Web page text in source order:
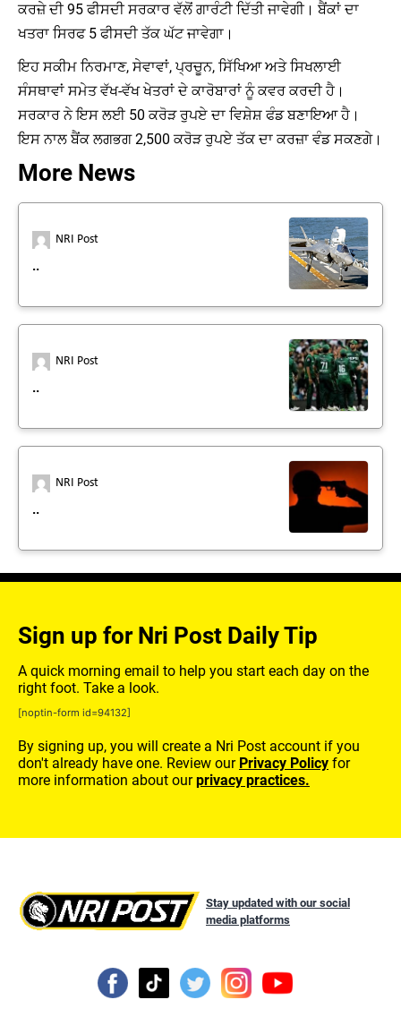
ਕਰਜ਼ੇ ਦੀ 95 ਫੀਸਦੀ ਸਰਕਾਰ ਵੱਲੋਂ ਗਾਰੰਟੀ ਦਿੱਤੀ ਜਾਵੇਗੀ। ਬੈਂਕਾਂ ਦਾ
ਖਤਰਾ ਸਿਰਫ 5 ਫੀਸਦੀ ਤੱਕ ਘੱਟ ਜਾਵੇਗਾ।
ਇਹ ਸਕੀਮ ਨਿਰਮਾਣ, ਸੇਵਾਵਾਂ, ਪ੍ਰਚੂਨ, ਸਿੱਖਿਆ ਅਤੇ ਸਿਖਲਾਈ
ਸੰਸਥਾਵਾਂ ਸਮੇਤ ਵੱਖ-ਵੱਖ ਖੇਤਰਾਂ ਦੇ ਕਾਰੋਬਾਰਾਂ ਨੂੰ ਕਵਰ ਕਰਦੀ ਹੈ।
ਸਰਕਾਰ ਨੇ ਇਸ ਲਈ 50 ਕਰੋੜ ਰੁਪਏ ਦਾ ਵਿਸ਼ੇਸ਼ ਫੰਡ ਬਣਾਇਆ ਹੈ।
ਇਸ ਨਾਲ ਬੈਂਕ ਲਗਭਗ 2,500 ਕਰੋੜ ਰੁਪਏ ਤੱਕ ਦਾ ਕਰਜ਼ਾ ਵੰਡ ਸਕਣਗੇ।
More News
NRI Post
..
NRI Post
..
NRI Post
..
Sign up for Nri Post Daily Tip
A quick morning email to help you start each day on the
right foot. Take a look.
[noptin-form id=94132]
By signing up, you will create a Nri Post account if you
don't already have one. Review our Privacy Policy for
more information about ourprivacy practices.
Stay updated with our social
media platforms